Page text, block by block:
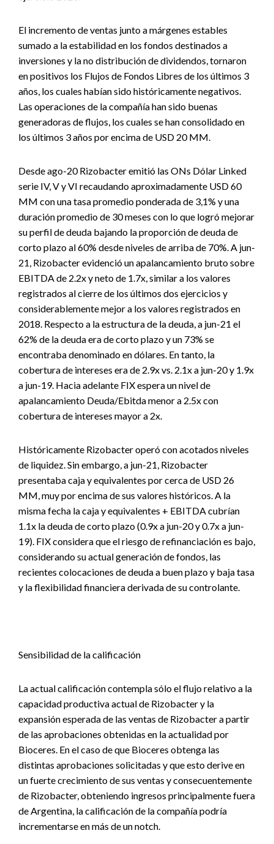
El incremento de ventas junto a márgenes estables
sumado a la estabilidad en los fondos destinados a
inversiones y la no distribución de dividendos, tornaron
en positivos los Flujos de Fondos Libres de los últimos 3
años, los cuales habían sido históricamente negativos.
Las operaciones de la compañía han sido buenas
generadoras de flujos, los cuales se han consolidado en
los últimos 3 años por encima de USD 20 MM.
Desde ago-20 Rizobacter emitió las ONs Dólar Linked
serie IV, V y VI recaudando aproximadamente USD 60
MM con una tasa promedio ponderada de 3,1% y una
duración promedio de 30 meses con lo que logró mejorar
su perfil de deuda bajando la proporción de deuda de
corto plazo al 60% desde niveles de arriba de 70%. A jun-
21, Rizobacter evidenció un apalancamiento bruto sobre
EBITDA de 2.2x y neto de 1.7x, similar a los valores
registrados al cierre de los últimos dos ejercicios y
considerablemente mejor a los valores registrados en
2018. Respecto a la estructura de la deuda, a jun-21 el
62% de la deuda era de corto plazo y un 73% se
encontraba denominado en dólares. En tanto, la
cobertura de intereses era de 2.9x vs. 2.1x a jun-20 y 1.9x
a jun-19. Hacia adelante FIX espera un nivel de
apalancamiento Deuda/Ebitda menor a 2.5x con
cobertura de intereses mayor a 2x.
Históricamente Rizobacter operó con acotados niveles
de liquidez. Sin embargo, a jun-21, Rizobacter
presentaba caja y equivalentes por cerca de USD 26
MM, muy por encima de sus valores históricos. A la
misma fecha la caja y equivalentes + EBITDA cubrían
1.1x la deuda de corto plazo (0.9x a jun-20 y 0.7x a jun-
19). FIX considera que el riesgo de refinanciación es bajo,
considerando su actual generación de fondos, las
recientes colocaciones de deuda a buen plazo y baja tasa
y la flexibilidad financiera derivada de su controlante.
Sensibilidad de la calificación
La actual calificación contempla sólo el flujo relativo a la
capacidad productiva actual de Rizobacter y la
expansión esperada de las ventas de Rizobacter a partir
de las aprobaciones obtenidas en la actualidad por
Bioceres. En el caso de que Bioceres obtenga las
distintas aprobaciones solicitadas y que esto derive en
un fuerte crecimiento de sus ventas y consecuentemente
de Rizobacter, obteniendo ingresos principalmente fuera
de Argentina, la calificación de la compañía podría
incrementarse en más de un notch.